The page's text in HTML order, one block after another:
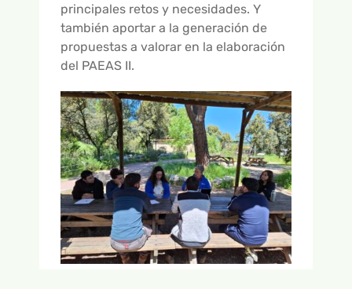
principales retos y necesidades. Y
también aportar a la generación de
propuestas a valorar en la elaboración
del PAEAS II.